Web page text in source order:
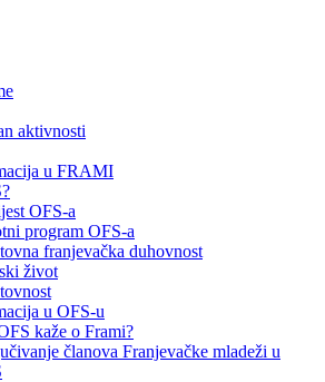
aktivnosti
u FRAMI
OFS-a
program OFS-a
franjevačka duhovnost
život
u OFS-u
kaže o Frami?
članova Franjevačke mladeži u